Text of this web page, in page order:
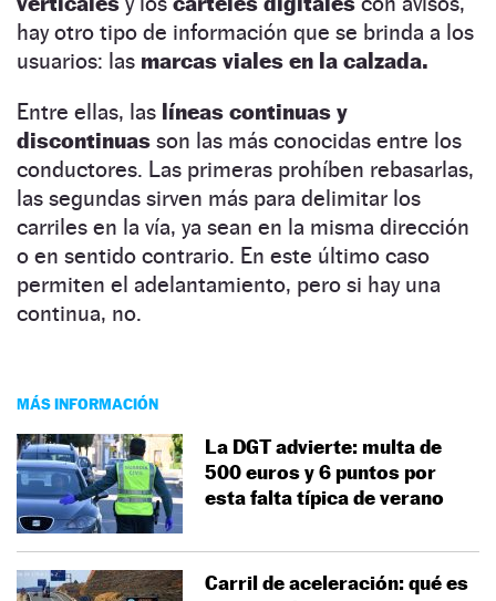
hay otro tipo de información que se brinda a los
usuarios: las marcas viales en la calzada.
Entre ellas, las líneas continuas y
discontinuas son las más conocidas entre los
conductores. Las primeras prohíben rebasarlas,
las segundas sirven más para delimitar los
carriles en la vía, ya sean en la misma dirección
o en sentido contrario. En este último caso
permiten el adelantamiento, pero si hay una
continua, no.
MÁS INFORMACIÓN
La DGT advierte: multa de
500 euros y 6 puntos por
esta falta típica de verano
Carril de aceleración: qué es